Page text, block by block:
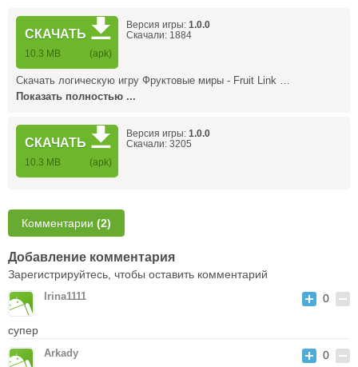
СКАЧАТЬ
10.3 MB (apk)
Версия игры: 1.0.0
Скачали: 1884
Скачать логическую игру Фруктовые миры - Fruit Link …
Показать полностью ...
СКАЧАТЬ
10.3 MB (apk)
Версия игры: 1.0.0
Скачали: 3205
Комментарии (2)
Добавление комментария
Зарегистрируйтесь, чтобы оставить комментарий
Irina1111 0
супер
Arkady 0